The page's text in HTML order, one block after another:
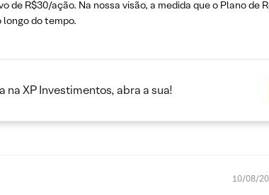
de R$30/ação.​ Na nossa visão, a medida que o Plano de
do tempo.
na XP Investimentos, abra a sua!
10/08/